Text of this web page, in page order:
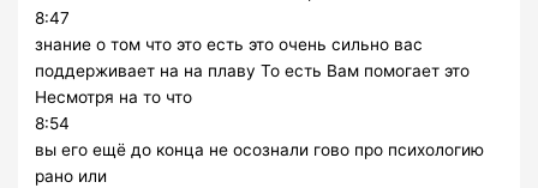
8:47
знание о том что это есть это очень сильно вас
поддерживает на на плаву То есть Вам помогает это
Несмотря на то что
8:54
вы его ещё до конца не осознали гово про психологию
рано или